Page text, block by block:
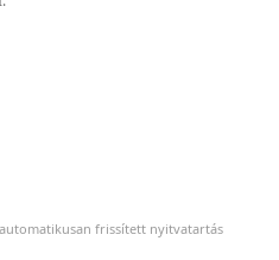
frissített nyitvatartás